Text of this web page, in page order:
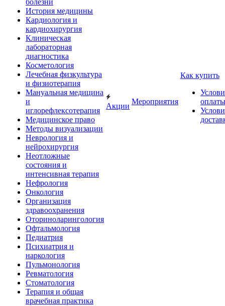
болезни
История медицины
Кардиология и
кардиохирургия
Клиническая
лабораторная
диагностика
Косметология
Лечебная физкультура
и физиотерапия
Мануальная медицина
и
иглорефлексотерапия
Медицинское право
Методы визуализации
Неврология и
нейрохирургия
Неотложные
состояния и
интенсивная терапия
Нефрология
Онкология
Организация
здравоохранения
Оториноларингология
Офтальмология
Педиатрия
Психиатрия и
наркология
Пульмонология
Ревматология
Стоматология
Терапия и общая
врачебная практика
Акции
Мероприятия
Как купить
оплаты